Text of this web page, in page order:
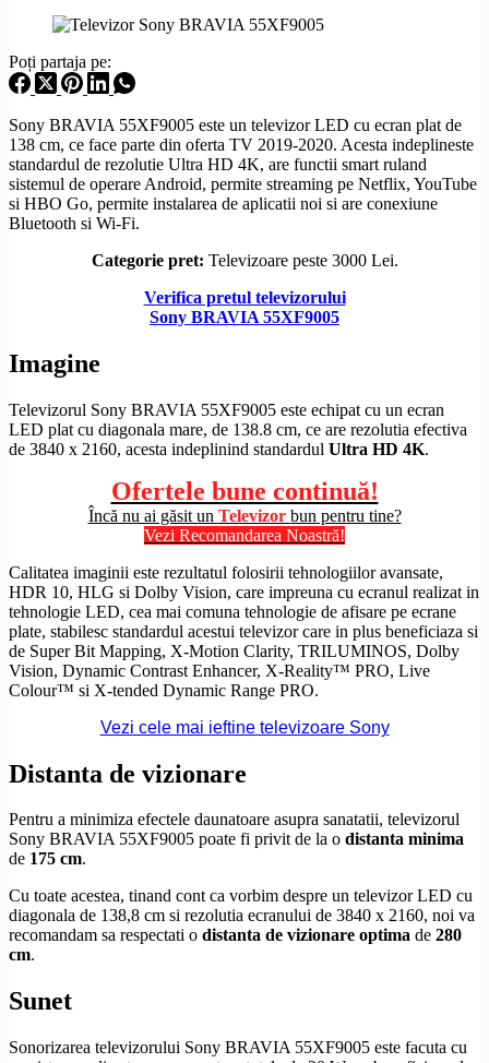
Poți partaja pe:
Sony BRAVIA 55XF9005 este un televizor LED cu ecran plat de
138 cm, ce face parte din oferta TV 2019-2020. Acesta indeplineste
standardul de rezolutie Ultra HD 4K, are functii smart ruland
sistemul de operare Android, permite streaming pe Netflix, YouTube
si HBO Go, permite instalarea de aplicatii noi si are conexiune
Bluetooth si Wi-Fi.
Categorie pret: Televizoare peste 3000 Lei.
Verifica pretul televizorului
Sony BRAVIA 55XF9005
Imagine
Televizorul Sony BRAVIA 55XF9005 este echipat cu un ecran
LED plat cu diagonala mare, de 138.8 cm, ce are rezolutia efectiva
de 3840 x 2160, acesta indeplinind standardul Ultra HD 4K.
Ofertele bune continuă!
Încă nu ai găsit un Televizor bun pentru tine?
Vezi Recomandarea Noastră!
Calitatea imaginii este rezultatul folosirii tehnologiilor avansate,
HDR 10, HLG si Dolby Vision, care impreuna cu ecranul realizat in
tehnologie LED, cea mai comuna tehnologie de afisare pe ecrane
plate, stabilesc standardul acestui televizor care in plus beneficiaza si
de Super Bit Mapping, X-Motion Clarity, TRILUMINOS, Dolby
Vision, Dynamic Contrast Enhancer, X-Reality™ PRO, Live
Colour™ si X-tended Dynamic Range PRO.
Vezi cele mai ieftine televizoare Sony
Distanta de vizionare
Pentru a minimiza efectele daunatoare asupra sanatatii, televizorul
Sony BRAVIA 55XF9005 poate fi privit de la o distanta minima
de 175 cm.
Cu toate acestea, tinand cont ca vorbim despre un televizor LED cu
diagonala de 138,8 cm si rezolutia ecranului de 3840 x 2160, noi va
recomandam sa respectati o distanta de vizionare optima de 280
cm.
Sunet
Sonorizarea televizorului Sony BRAVIA 55XF9005 este facuta cu